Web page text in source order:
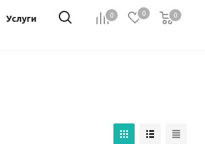
0 0 0
0
Услуги